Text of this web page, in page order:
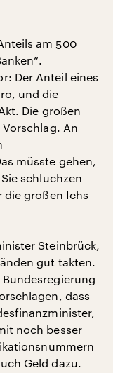
am 500
Der Anteil eines
und die
Die großen
An
müsste gehen,
schluchzen
die großen Ichs
Steinbrück,
gut takten.
dass
noch besser
Geld dazu.